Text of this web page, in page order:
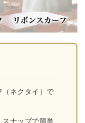
（ネクタイ）で